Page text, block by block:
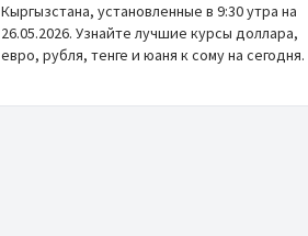
Кыргызстана, установленные в 9:30 утра на
26.05.2026. Узнайте лучшие курсы доллара,
евро, рубля, тенге и юаня к сому на сегодня.